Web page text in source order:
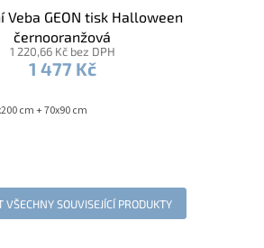
Veba GEON tisk Halloween
černooranžová
1 220,66 Kč bez DPH
1 477 Kč
cm + 70x90 cm
VŠECHNY SOUVISEJÍCÍ PRODUKTY